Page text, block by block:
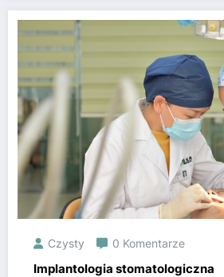
Czysty 0 Komentarze
Implantologia stomatologiczna